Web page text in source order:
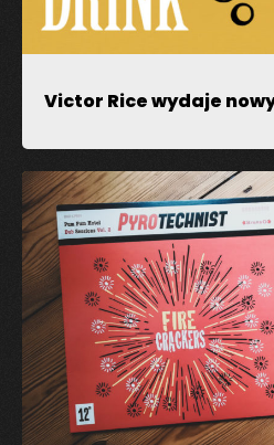
Zapamiętaj moje dane w
pisania kolejnych komentarzy.
Victor Rice wydaje